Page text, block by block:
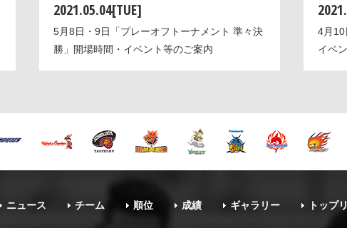
2021.05.04[TUE]
5月8日・9日「プレーオフトーナメント 準々決
勝」開場時間・イベント等のご案内
4月10
イベ
ニュース チーム 順位 成績 ギャラリー トップ